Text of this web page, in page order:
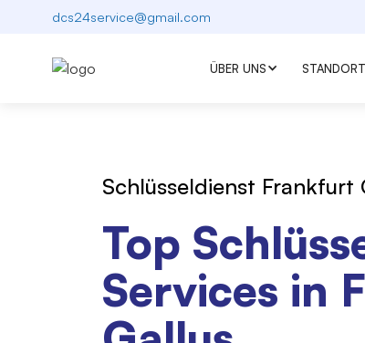
dcs24service@gmail.com
ÜBER UNS
Schlüsseldienst Frankfurt
Top
Services in